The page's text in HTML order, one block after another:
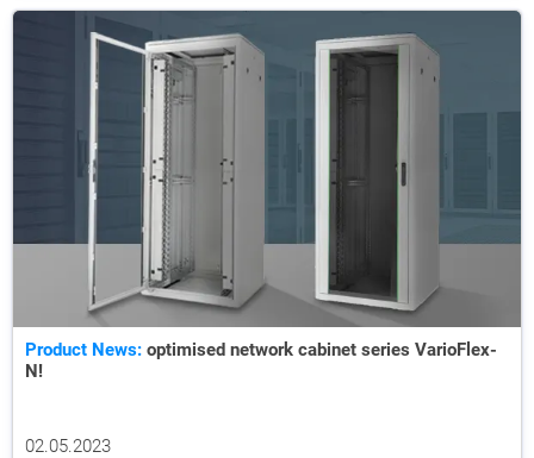
Product News: optimised network cabinet series VarioFlex-
N!
02.05.2023